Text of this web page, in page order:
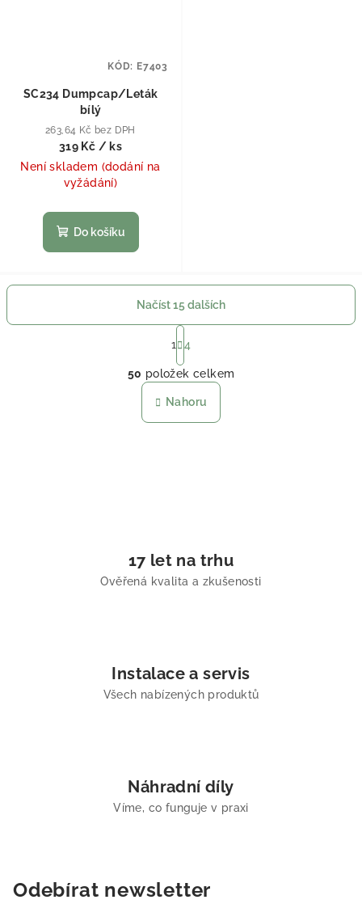
SC234 Dumpcap/Leták
bílý
263,64 Kč bez DPH
319 Kč / ks
Není skladem (dodání na
vyžádání)
Do košíku
KÓD: E7403
Ovládací prvky výpisu
Načíst 15 dalších
Stránkování
1 4
50 položek celkem
Nahoru
17 let na trhu
Ověřená kvalita a zkušenosti
Instalace a servis
Všech nabízených produktů
Náhradní díly
Víme, co funguje v praxi
Odebírat newsletter